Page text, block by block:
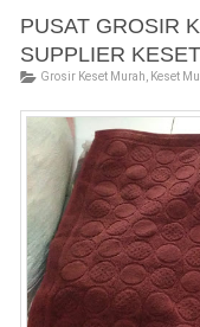
PUSAT GROSIR
SUPPLIER
Grosir Keset Murah Keset